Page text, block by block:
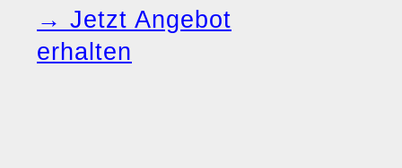
→ Jetzt Angebot
erhalten